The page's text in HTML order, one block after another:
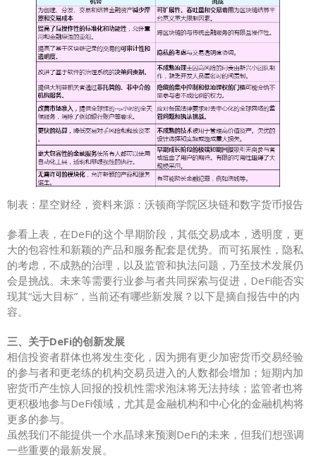
制表：星空财经，资料来源：沃顿商学院区块链和数字货币报告
参看上表，在DeFi的这个早期阶段，其低交易成本，透明度，更
大的包容性和新颖的产品和服务配套是优势。而可拓展性，隐私
的考虑，不成熟的治理，以及监管和执法问题，乃至技术发展仍
会是挑战。未来等需要行业参与者共同探索与促进，DeFi能否实
现其“远大目标”，当前还有哪些新发展？以下是摘自报告中的内
容。
三、关于DeFi的创新发展
相信投资者群体也将发生变化，因为拥有更少加密货币交易经验
的参与者和更老练的机构交易员进入的人数都会增加；短期内加
密货币产生惊人回报的投机性需求泡沫将无法持续；监管者也将
更积极地参与DeFi领域，尤其是金融机构和中心化的金融机构将
更多的参与。
虽然我们不能提供一个水晶球来预测DeFi的未来，但我们想强调
一些重要的最新发展。